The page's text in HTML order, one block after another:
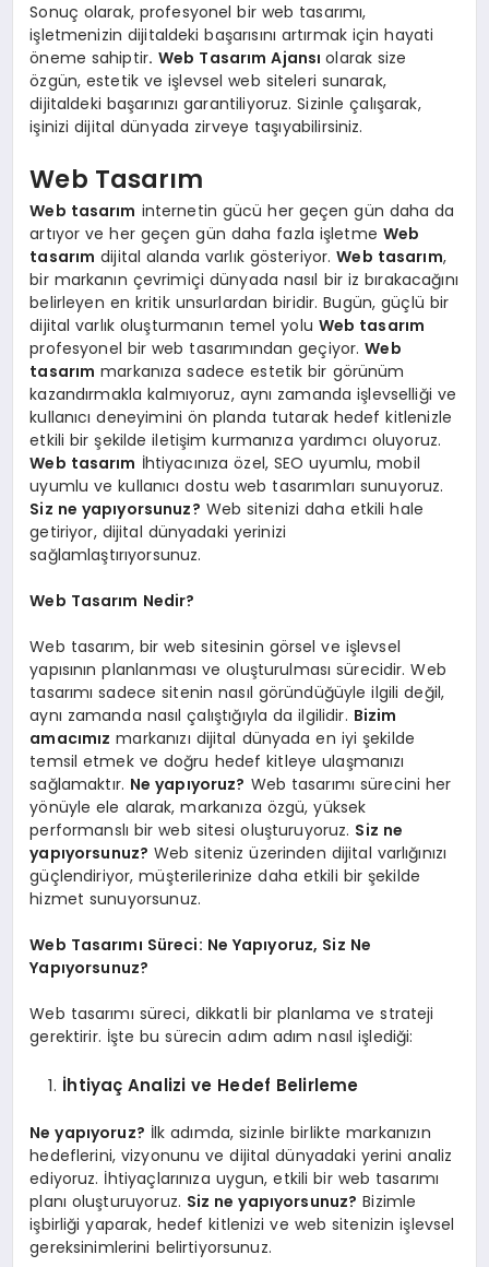
Sonuç olarak, profesyonel bir web tasarımı,
işletmenizin dijitaldeki başarısını artırmak için hayati
öneme sahiptir. Web Tasarım Ajansıolarak size
özgün, estetik ve işlevsel web siteleri sunarak,
dijitaldeki başarınızı garantiliyoruz. Sizinle çalışarak,
işinizi dijital dünyada zirveye taşıyabilirsiniz.
Web Tasarım
Web tasarım internetin gücü her geçen gün daha da
artıyor ve her geçen gün daha fazla işletme Web
tasarım dijital alanda varlık gösteriyor.Web tasarım,
bir markanın çevrimiçi dünyada nasıl bir iz bırakacağını
belirleyen en kritik unsurlardan biridir. Bugün, güçlü bir
dijital varlık oluşturmanın temel yolu Web tasarım
profesyonel bir web tasarımından geçiyor.Web
tasarım markanıza sadece estetik bir görünüm
kazandırmakla kalmıyoruz, aynı zamanda işlevselliği ve
kullanıcı deneyimini ön planda tutarak hedef kitlenizle
etkili bir şekilde iletişim kurmanıza yardımcı oluyoruz.
Web tasarım İhtiyacınıza özel, SEO uyumlu, mobil
uyumlu ve kullanıcı dostu web tasarımları sunuyoruz.
Siz ne yapıyorsunuz? Web sitenizi daha etkili hale
getiriyor, dijital dünyadaki yerinizi
sağlamlaştırıyorsunuz.
Web Tasarım Nedir?
Web tasarım, bir web sitesinin görsel ve işlevsel
yapısının planlanması ve oluşturulması sürecidir. Web
tasarımı sadece sitenin nasıl göründüğüyle ilgili değil,
aynı zamanda nasıl çalıştığıyla da ilgilidir. Bizim
amacımız markanızı dijital dünyada en iyi şekilde
temsil etmek ve doğru hedef kitleye ulaşmanızı
sağlamaktır. Ne yapıyoruz? Web tasarımı sürecini her
yönüyle ele alarak, markanıza özgü, yüksek
performanslı bir web sitesi oluşturuyoruz. Siz ne
yapıyorsunuz? Web siteniz üzerinden dijital varlığınızı
güçlendiriyor, müşterilerinize daha etkili bir şekilde
hizmet sunuyorsunuz.
Web Tasarımı Süreci: Ne Yapıyoruz, Siz Ne
Yapıyorsunuz?
Web tasarımı süreci, dikkatli bir planlama ve strateji
gerektirir. İşte bu sürecin adım adım nasıl işlediği:
İhtiyaç Analizi ve Hedef Belirleme
Ne yapıyoruz? İlk adımda, sizinle birlikte markanızın
hedeflerini, vizyonunu ve dijital dünyadaki yerini analiz
ediyoruz. İhtiyaçlarınıza uygun, etkili bir web tasarımı
planı oluşturuyoruz. Siz ne yapıyorsunuz? Bizimle
işbirliği yaparak, hedef kitlenizi ve web sitenizin işlevsel
gereksinimlerini belirtiyorsunuz.